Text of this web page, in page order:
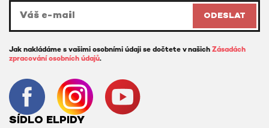
ODESLAT
Jak nakládáme s vašimi osobními údaji se dočtete v našich Zásadách
zpracování osobních údajů.
SÍDLO ELPIDY